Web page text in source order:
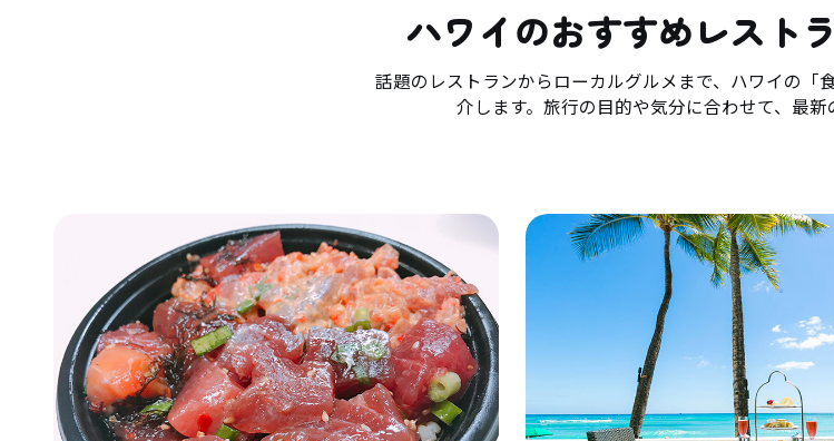
ハワイのおすすめレスト
話題のレストランからローカルグルメまで、ハワイの「
介します。旅行の目的や気分に合わせて、最新